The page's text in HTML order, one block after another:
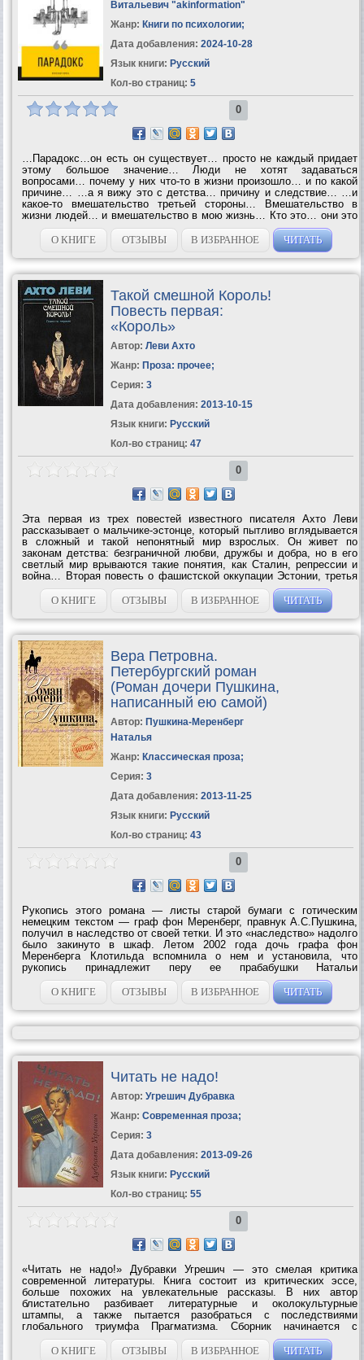
Витальевич "akinformation"
Жанр: Книги по психологии;
Дата добавления: 2024-10-28
Язык книги: Русский
Кол-во страниц: 5
0
…Парадокс…он есть он существует… просто не каждый придает
этому большое значение… Люди не хотят задаваться
вопросами… почему у них что-то в жизни произошло… и по какой
причине… …а я вижу это с детства… причину и следствие… …и
какое-то вмешательство третьей стороны… Вмешательство в
жизни людей… и вмешательство в мою жизнь… Кто это… они это
или он… но есть то, что ведет куда-то нас… и тебя этим же
образом привело к...
О КНИГЕ ОТЗЫВЫ В ИЗБРАННОЕ ЧИТАТЬ
Такой смешной Король!
Повесть первая:
«Король»
Автор: Леви Ахто
Жанр: Проза: прочее;
Серия: 3
Дата добавления: 2013-10-15
Язык книги: Русский
Кол-во страниц: 47
0
Эта первая из трех повестей известного писателя Ахто Леви
рассказывает о мальчике-эстонце, который пытливо вглядывается
в сложный и такой непонятный мир взрослых. Он живет по
законам детства: безграничной любви, дружбы и добра, но в его
светлый мир врываются такие понятия, как Сталин, репрессии и
война… Вторая повесть о фашистской оккупации Эстонии, третья
— о послевоенном...
О КНИГЕ
ОТЗЫВЫ В ИЗБРАННОЕ ЧИТАТЬ
Вера Петровна.
Петербургский роман
(Роман дочери Пушкина,
написанный ею самой)
Автор: Пушкина-Меренберг
Наталья
Жанр: Классическая проза;
Серия: 3
Дата добавления: 2013-11-25
Язык книги: Русский
Кол-во страниц: 43
0
Рукопись этого романа — листы старой бумаги с готическим
немецким текстом — граф фон Меренберг, правнук А.С.Пушкина,
получил в наследство от своей тетки. И это «наследство» надолго
было закинуто в шкаф. Летом 2002 года дочь графа фон
Меренберга Клотильда вспомнила о нем и установила, что
рукопись принадлежит перу ее прабабушки Натальи
Александровны Пушкиной (в замужестве фон Меренберг). Чем
больше она вчитывалась в текст, тем...
О КНИГЕ ОТЗЫВЫ В ИЗБРАННОЕ ЧИТАТЬ
Читать не надо!
Автор: Угрешич Дубравка
Жанр: Современная проза;
Серия: 3
Дата добавления: 2013-09-26
Язык книги: Русский
Кол-во страниц: 55
0
«Читать не надо!» Дубравки Угрешич — это смелая критика
современной литературы. Книга состоит из критических эссе,
больше похожих на увлекательные рассказы. В них автор
блистательно разбивает литературные и околокультурные
штампы, а также пытается разобраться с последствиями
глобального триумфа Прагматизма. Сборник начинается с
остроумной критики книгоиздательского дела, от которой Угрешич
переходит к гораздо более серьезным...
О КНИГЕ ОТЗЫВЫ В ИЗБРАННОЕ ЧИТАТЬ